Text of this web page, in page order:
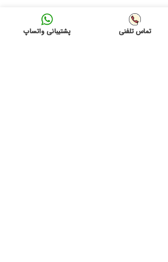
تماس تلفنی پشتیبانی واتساپ